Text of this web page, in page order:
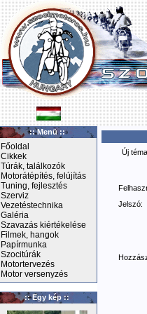
:: Menü ::
Főoldal
Cikkek
Túrák, találkozók
Motorátépítés, felújítás
Tuning, fejlesztés
Szerviz
Vezetéstechnika
Galéria
Szavazás kiértékelése
Filmek, hangok
Papírmunka
Szocitúrák
Motortervezés
Motor versenyzés
:: Egy kép ::
Új
Jelszó: